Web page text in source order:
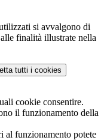
si avvalgono di
finalità illustrate nella
tutti i cookies
cookie consentire.
il funzionamento della
al funzionamento potete